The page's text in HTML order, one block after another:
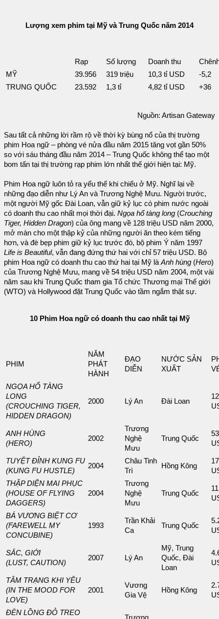
Lượng xem phim tại Mỹ và Trung Quốc năm 2014
Rạp Số lượng Doanh thu
MỸ
39.956 319 triệu 10,3 tỉ USD
-5,2
TRUNG QUỐC
23.592 1,3 tỉ 4,82 tỉ USD +36
Nguồn: Artisan Gateway
Sau tất cả những lời rầm rộ về thời kỳ bùng nổ của thị trường
phim Hoa ngữ – phòng vé nửa đầu năm 2015 tăng vọt gần 50%
so với sáu tháng đầu năm 2014 – Trung Quốc không thể tạo một
bom tấn tại thị trường rạp phim lớn nhất thế giới hiện tại: Mỹ.
Phim Hoa ngữ luôn tỏ ra yếu thế khi chiếu ở Mỹ. Nghĩ lại về
những đạo diễn như Lý An và Trương Nghệ Mưu. Người trước,
một người Mỹ gốc Đài Loan, vẫn giữ kỷ lục có phim nước ngoài
có doanh thu cao nhất mọi thời đại. Ngọa hổ tàng long (Crouching
Tiger, Hidden Dragon) của ông mang về 128 triệu USD năm 2000,
mở màn cho một thập kỷ của những người ăn theo kém tiếng
hơn, và đè bẹp phim giữ kỷ lục trước đó, bộ phim Ý năm 1997
Life is Beautiful, vẫn đang đứng thứ hai với chỉ 57 triệu USD. Bộ
phim Hoa ngữ có doanh thu cao thứ hai tại Mỹ làAnh hùng (Hero)
của Trương Nghệ Mưu, mang về 54 triệu USD năm 2004, một vài
năm sau khi Trung Quốc tham gia Tổ chức Thương mại Thế giới
(WTO) và Hollywood đặt Trung Quốc vào tầm ngắm thật sự.
10 Phim Hoa ngữ có doanh thu cao nhất tại Mỹ
PHIM
NĂM
PHÁT
HÀNH
ĐẠO
DIỄN
NƯỚC SẢN
XUẤT
NGỌA HỔ TÀNG
LONG
(CROUCHING TIGER,
HIDDEN DRAGON)
2000 Lý An Đài Loan
ANH HÙNG
(HERO)
2002
Trương
Nghệ
Mưu
Trung Quốc
TUYỆT ĐỈNH KUNG FU
(KUNG FU HUSTLE)
2004
Châu Tinh
Trì
Hồng Kông
THẬP DIỆN MAI PHỤC
(HOUSE OF FLYING
DAGGERS)
2004
Trương
Nghệ
Mưu
Trung Quốc
BÁ VƯƠNG BIỆT CƠ
(FAREWELL MY
CONCUBINE)
1993
Trần Khải
Ca
Trung Quốc
SẮC, GIỚI
(LUST, CAUTION)
2007 Lý An
Mỹ, Trung
Quốc, Đài
Loan
TÂM TRẠNG KHI YÊU
(IN THE MOOD FOR
LOVE)
2001
Vương
Gia Vệ
Hồng Kông
ĐÈN LỒNG ĐỎ TREO